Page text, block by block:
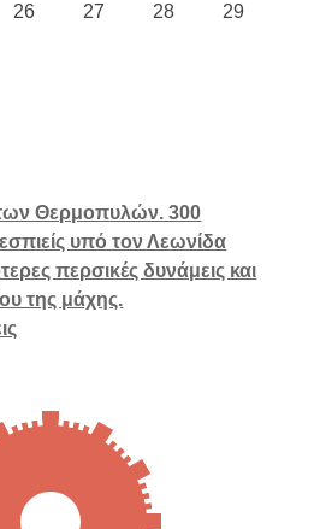
26 27 28
29
Θερμοπυλών. 300
υπό τον Λεωνίδα
περσικές δυνάμεις και
της μάχης.